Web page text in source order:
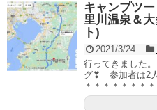
キャンプツ
里川温泉＆
ト)
2021/3/24
行ってきました
グ❣ 参加者は2人
＊＊＊＊＊＊＊